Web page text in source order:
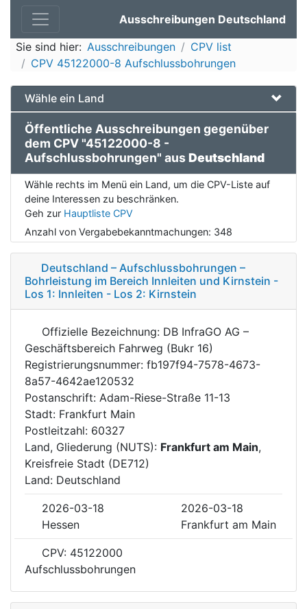
Ausschreibungen Deutschland
Sie sind hier: Ausschreibungen
CPV list
CPV 45122000-8 Aufschlussbohrungen
Wähle ein Land
Öffentliche Ausschreibungen gegenüber
dem CPV "45122000-8 -
Aufschlussbohrungen" ausDeutschland
Wähle rechts im Menü ein Land, um die CPV-Liste auf
deine Interessen zu beschränken.
Geh zur Hauptliste CPV
Anzahl von Vergabebekanntmachungen: 348
Deutschland – Aufschlussbohrungen –
Bohrleistung im Bereich Innleiten und Kirnstein -
Los 1: Innleiten - Los 2: Kirnstein
Offizielle Bezeichnung: DB InfraGO AG –
Geschäftsbereich Fahrweg (Bukr 16)
Registrierungsnummer: fb197f94-7578-4673-
8a57-4642ae120532
Postanschrift: Adam-Riese-Straße 11-13
Stadt: Frankfurt Main
Postleitzahl: 60327
Land, Gliederung (NUTS): Frankfurt am Main,
Kreisfreie Stadt (DE712)
Land: Deutschland
2026-03-18
2026-03-18
Hessen
Frankfurt am Main
CPV: 45122000
Aufschlussbohrungen